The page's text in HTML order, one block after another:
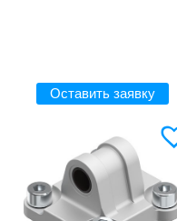
Оставить заявку